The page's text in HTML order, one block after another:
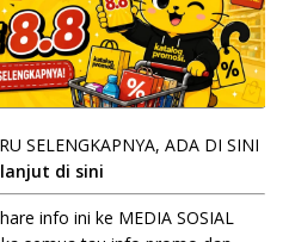
SELENGKAPNYA, ADA DI SINI
di sini
info ini ke MEDIA SOSIAL